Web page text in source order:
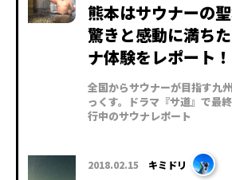
熊本はサウナーの
驚きと感動に満ち
ナ体験をレポート！
全国からサウナーが目指す九
っくす。ドラマ『サ道』で最
行中のサウナレポート
2018.02.15 キミドリ